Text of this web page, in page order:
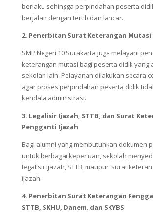
berlaku sehingga perpindahan peserta
berjalan dengan tertib dan lancar.
2. Penerbitan Surat Keterangan Mutasi
SMP Negeri 10 Surakarta juga melayani
keterangan mutasi bagi peserta didik yang
sekolah lain. Pelayanan dilakukan secara
agar proses perpindahan peserta didik
kendala administrasi.
3. Legalisir Ijazah, STTB, dan Surat
Pengganti Ijazah
Bagi alumni yang membutuhkan dokumen
untuk berbagai keperluan, sekolah
legalisir ijazah, STTB, maupun surat
ijazah.
4. Penerbitan Surat Keterangan
STTB, SKHU, Danem, dan SKYBS